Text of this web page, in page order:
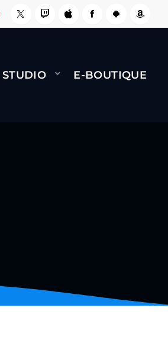
NAMI BERNARD MINET - FLY
STUDIO E-BOUTIQUE